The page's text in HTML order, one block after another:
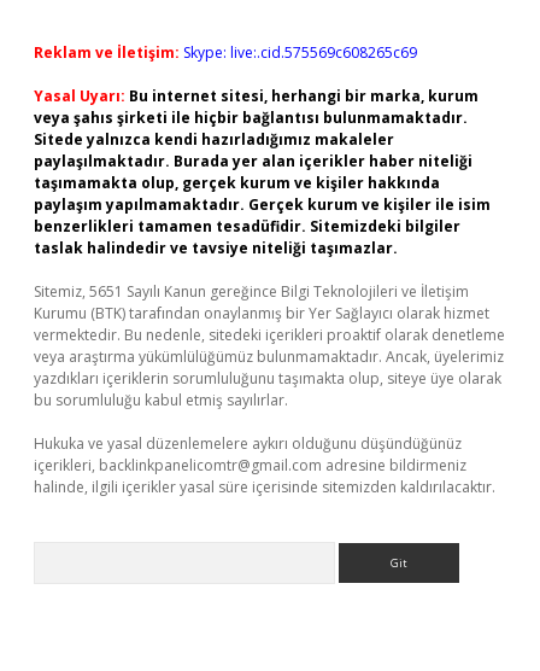
Reklam ve İletişim: Skype: live:.cid.575569c608265c69
Yasal Uyarı: Bu internet sitesi, herhangi bir marka, kurum
veya şahıs şirketi ile hiçbir bağlantısı bulunmamaktadır.
Sitede yalnızca kendi hazırladığımız makaleler
paylaşılmaktadır. Burada yer alan içerikler haber niteliği
taşımamakta olup, gerçek kurum ve kişiler hakkında
paylaşım yapılmamaktadır. Gerçek kurum ve kişiler ile isim
benzerlikleri tamamen tesadüfidir. Sitemizdeki bilgiler
taslak halindedir ve tavsiye niteliği taşımazlar.
Sitemiz, 5651 Sayılı Kanun gereğince Bilgi Teknolojileri ve İletişim
Kurumu (BTK) tarafından onaylanmış bir Yer Sağlayıcı olarak hizmet
vermektedir. Bu nedenle, sitedeki içerikleri proaktif olarak denetleme
veya araştırma yükümlülüğümüz bulunmamaktadır. Ancak, üyelerimiz
yazdıkları içeriklerin sorumluluğunu taşımakta olup, siteye üye olarak
bu sorumluluğu kabul etmiş sayılırlar.
Hukuka ve yasal düzenlemelere aykırı olduğunu düşündüğünüz
içerikleri, backlinkpanelicomtr@gmail.com adresine bildirmeniz
halinde, ilgili içerikler yasal süre içerisinde sitemizden kaldırılacaktır.